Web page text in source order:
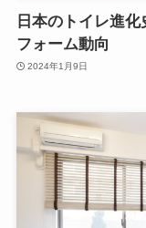
日本のトイレ進
フォーム動向
2024年1月9日